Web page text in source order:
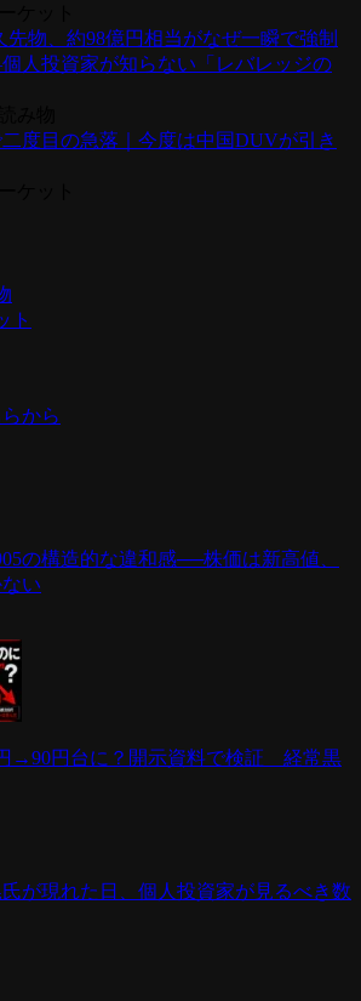
物、約98億円相当がなぜ一瞬で強制
人投資家が知らない「レバレッジの
度目の急落｜今度は中国DUVが引き
ト
から
の構造的な違和感──株価は新高値、
い
円→90円台に？開示資料で検証 経常黒
が現れた日、個人投資家が見るべき数